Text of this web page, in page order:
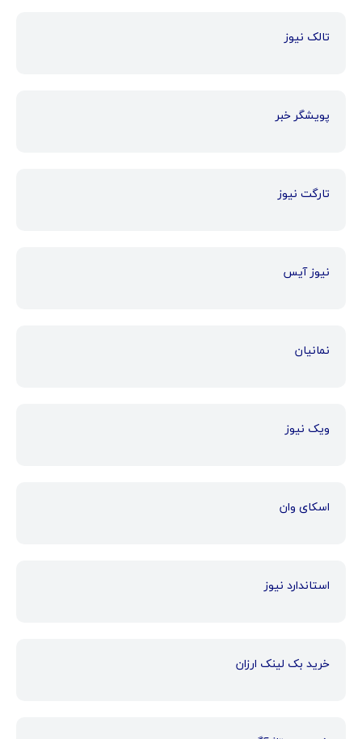
تالک نیوز
پویشگر خبر
تارگت نیوز
نیوز آیس
نمانیان
ویک نیوز
اسکای وان
استاندارد نیوز
خرید بک لینک ارزان